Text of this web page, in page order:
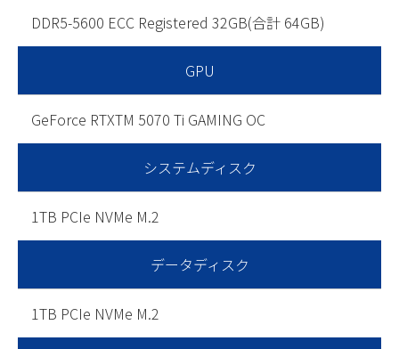
DDR5-5600 ECC Registered 32GB(合計 64GB)
GPU
GeForce RTXTM 5070 Ti GAMING OC
システムディスク
1TB PCIe NVMe M.2
データディスク
1TB PCIe NVMe M.2